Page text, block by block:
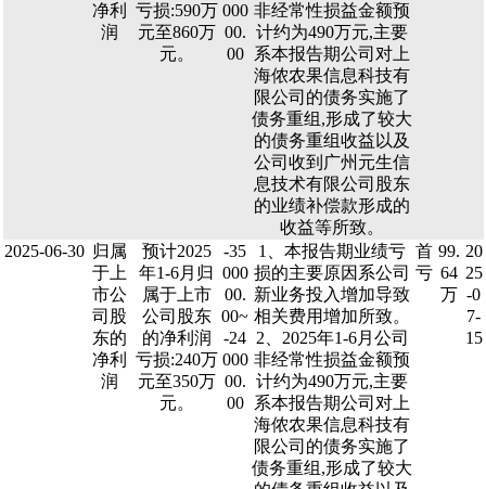
净利
润
亏损:590万
元至860万
元。
000
00.
00
非经常性损益金额预
计约为490万元,主要
系本报告期公司对上
海侬农果信息科技有
限公司的债务实施了
债务重组,形成了较大
的债务重组收益以及
公司收到广州元生信
息技术有限公司股东
的业绩补偿款形成的
收益等所致。
2025-06-30 归属
于上
市公
司股
东的
净利
润
预计2025
年1-6月归
属于上市
公司股东
的净利润
亏损:240万
元至350万
元。
-35
000
00.
00~
-24
000
00.
00
1、本报告期业绩亏
损的主要原因系公司
新业务投入增加导致
相关费用增加所致。
2、2025年1-6月公司
非经常性损益金额预
计约为490万元,主要
系本报告期公司对上
海侬农果信息科技有
限公司的债务实施了
债务重组,形成了较大
首
亏
99.
64
万
20
25
-0
7-
15